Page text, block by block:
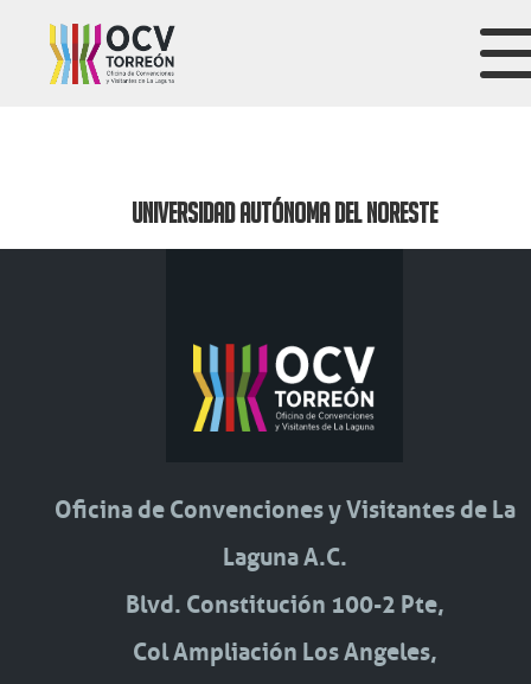
UNIVERSIDAD AUTÓNOMA DEL NORESTE
Oficina de Convenciones y Visitantes de La
Laguna A.C.
Blvd. Constitución 100-2 Pte,
Col Ampliación Los Angeles,